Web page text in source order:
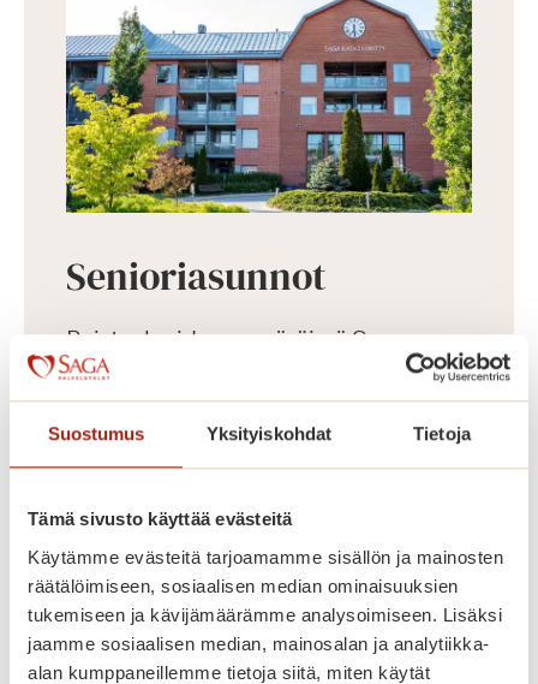
Suostumus Yksityiskohdat Tietoja
Tämä sivusto käyttää evästeitä
Käytämme evästeitä tarjoamamme sisällön ja mainosten
räätälöimiseen, sosiaalisen median ominaisuuksien
tukemiseen ja kävijämäärämme analysoimiseen. Lisäksi
jaamme sosiaalisen median, mainosalan ja analytiikka-
alan kumppaneillemme tietoja siitä, miten käytät
Senioriasunnot
Puistoalueiden ympäröimä Saga
Kaskenniitty on rakennettu avarasti.
Kodinomaisessa ja aktiivisessa
palvelutalossa on 207 parvekkeellista
omassa kodissasi, jonka voit sisustaa
mieleiseksesi. Kaikissa
senioriasunnoissa on ilmava
pohjaratkaisu, nykyaikainen keittiö,
esteetön kylpyhuone ja turvapuhelin.